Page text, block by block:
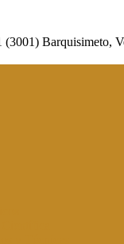
Barquisimeto,